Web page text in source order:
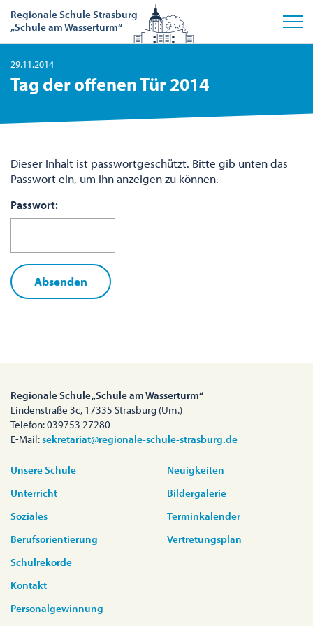
Regionale Schule Strasburg
„Schule am Wasserturm“
29.11.2014
Tag der offenen Tür 2014
Dieser Inhalt ist passwortgeschützt. Bitte gib unten das
Passwort ein, um ihn anzeigen zu können.
Passwort:
Unsere Schule
Unterricht
Soziales
Berufsorientierung
Schulrekorde
Kontakt
Personalgewinnung
Neuigkeiten
Bildergalerie
Terminkalender
Vertretungsplan
Regionale Schule „Schule am Wasserturm“
Lindenstraße 3c, 17335 Strasburg (Um.)
Telefon: 039753 27280
E-Mail:sekretariat@regionale-schule-strasburg.de